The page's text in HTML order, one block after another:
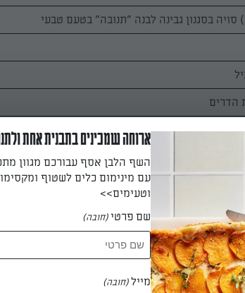
הקפואים לקוביות קטנות ומעבירים לקערה.
ארוחה שמכינים בתבנית אחת
השף הלבן אסף עבורכם מגוון
עם מינימום כלים לשטוף
וטעימים>>
שם פרטי(חובה)
מייל(חובה)